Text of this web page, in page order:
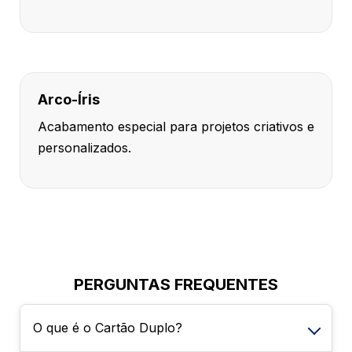
Arco-Íris
Acabamento especial para projetos criativos e
personalizados.
PERGUNTAS FREQUENTES
O que é o Cartão Duplo?